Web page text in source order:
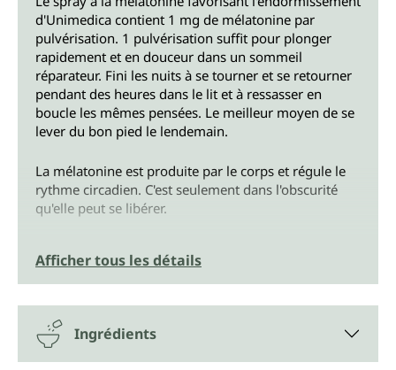
d'Unimedica contient 1 mg de mélatonine par
pulvérisation. 1 pulvérisation suffit pour plonger
rapidement et en douceur dans un sommeil
réparateur. Fini les nuits à se tourner et se retourner
pendant des heures dans le lit et à ressasser en
boucle les mêmes pensées. Le meilleur moyen de se
lever du bon pied le lendemain.
La mélatonine est produite par le corps et régule le
rythme circadien. C'est seulement dans l'obscurité
qu'elle peut se libérer.
d'Unimedica peut aider à rétablir le rythme de
l'horloge interne et à s'endormir facilement. La
mélatonine contribue à réduire le temps
d'endormissement et à atténuer les effets du
décalage horaire. Après une bonne nuit de sommeil,
on est plus détendu et on aborde la vie quotidienne
Afficher tous les détails
Ingrédients